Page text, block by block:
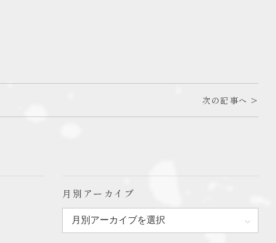
次の記事へ >
月別アーカイブ